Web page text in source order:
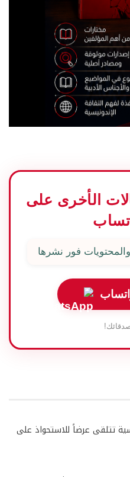
الأخرى على
فور نشرها
تتلقى عرضاً للاستحواذ على